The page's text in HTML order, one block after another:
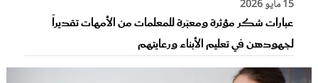
15 مايو 2026
عبارات شكر مؤثرة ومعبّرة للمعلمات من الأمهات تقديراً
لجهودهن في تعليم الأبناء ورعايتهم